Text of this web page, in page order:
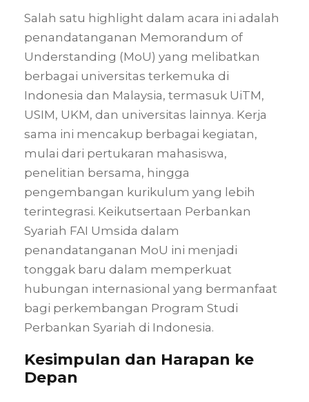
Salah satu highlight dalam acara ini adalah
penandatanganan Memorandum of
Understanding (MoU) yang melibatkan
berbagai universitas terkemuka di
Indonesia dan Malaysia, termasuk UiTM,
USIM, UKM, dan universitas lainnya. Kerja
sama ini mencakup berbagai kegiatan,
mulai dari pertukaran mahasiswa,
penelitian bersama, hingga
pengembangan kurikulum yang lebih
terintegrasi. Keikutsertaan Perbankan
Syariah FAI Umsida dalam
penandatanganan MoU ini menjadi
tonggak baru dalam memperkuat
hubungan internasional yang bermanfaat
bagi perkembangan Program Studi
Perbankan Syariah di Indonesia.
Kesimpulan dan Harapan ke
Depan